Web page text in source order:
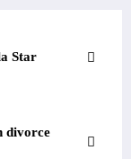
Star
divorce